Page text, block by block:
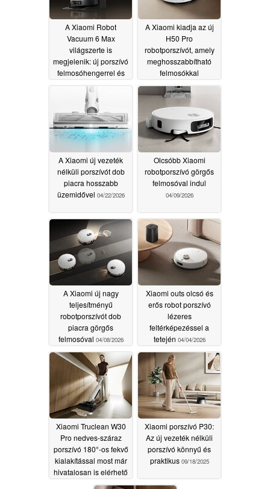
A Xiaomi Robot
Vacuum 6 Max
világszerte is
megjelenik: új porszívó
felmosóhengerrel és
mesterséges
intelligencia alapú
felismeréssel
A Xiaomi kiadja az új
H50 Pro
robotporszívót, amely
meghosszabbítható
felmosókkal
rendelkezik05/05/2026
A Xiaomi új vezeték
nélküli porszívót dob
piacra hosszabb
üzemidővel 04/22/2026
Olcsóbb Xiaomi
robotporszívó görgős
felmosóval indul
04/09/2026
A Xiaomi új nagy
teljesítményű
robotporszívót dob
piacra görgős
felmosóval 04/08/2026
Xiaomi outs olcsó és
erős robot porszívó
lézeres
feltérképezéssel a
tetején 04/04/2026
Xiaomi Truclean W30
Pro nedves-száraz
porszívó 180°-os fekvő
kialakítással most már
hivatalosan is elérhető
Európában12/08/2025
Xiaomi porszívó P30:
Az új vezeték nélküli
porszívó könnyű és
praktikus 09/18/2025